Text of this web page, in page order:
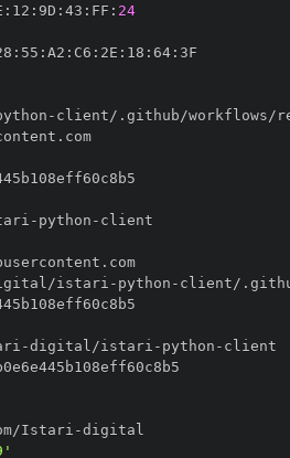
: 12 : 9D : 43 : FF : 24
: 55 : A2 : C6 : 2E : 18 : 64:
-
//token.actions.githubusercontent.com
- python -
//token.actions.githubusercontent.com
istari - python -
-digital/istari - python -
Istari -